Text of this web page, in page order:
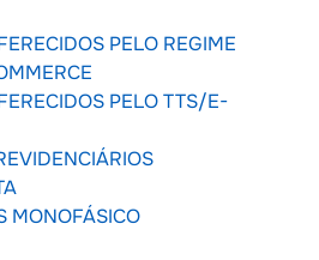
PELO REGIME
PELO TTS/E-
MONOFÁSICO